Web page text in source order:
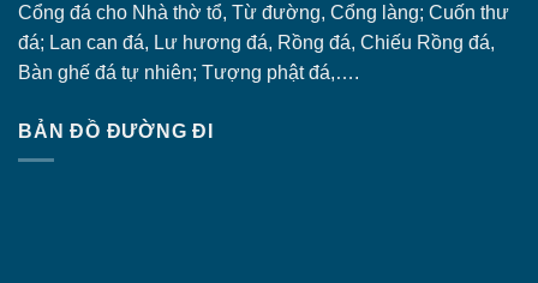
Cổng đá cho Nhà thờ tổ, Từ đường, Cổng làng; Cuốn thư
đá; Lan can đá, Lư hương đá, Rồng đá, Chiếu Rồng đá,
Bàn ghế đá tự nhiên; Tượng phật đá,….
BẢN ĐỒ ĐƯỜNG ĐI